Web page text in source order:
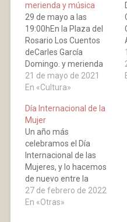
merienda y música
29 de mayo a las
19:00hEn la Plaza del
Rosario Los Cuentos
deCarles García
Domingo. y merienda
deChocolate - colabora
AMPA12 de junio a las
La Iglesia Los cuentos
de Cristina Verbena
(Zaragoza)y merienda
de Pizza colabora
AMPA26 de junio a las
19:00 h En la Plaza…
21 de mayo de 2021
En «Cultura»
Día Internacional de la
Mujer
Un año más
celebramos el Día
Internacional de las
Mujeres, y lo hacemos
de nuevo entre la
celebración y la
reivindicación. Una
27 de febrero de 2022
En «Otras»